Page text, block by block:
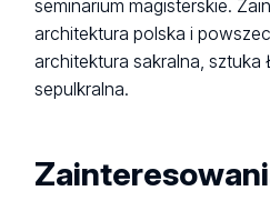
seminarium magisterskie.
architektura polska i
architektura sakralna, sztuka
sepulkralna.